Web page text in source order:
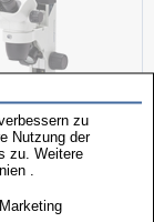
zu
Nutzung der
zu. Weitere